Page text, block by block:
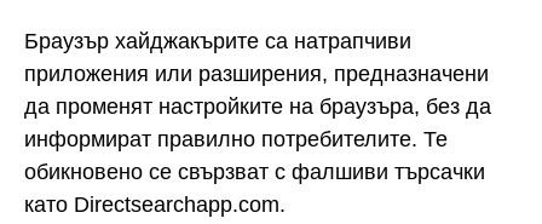
Браузър хайджакърите са натрапчиви
приложения или разширения, предназначени
да променят настройките на браузъра, без да
информират правилно потребителите. Те
обикновено се свързват с фалшиви търсачки
като Directsearchapp.com.